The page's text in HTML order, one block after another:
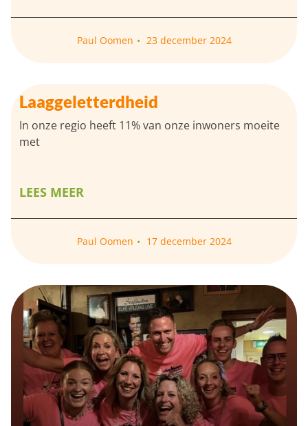
Paul Oomen 23 december 2024
Laaggeletterdheid
In onze regio heeft 11% van onze inwoners moeite
met
LEES MEER
Paul Oomen 17 december 2024